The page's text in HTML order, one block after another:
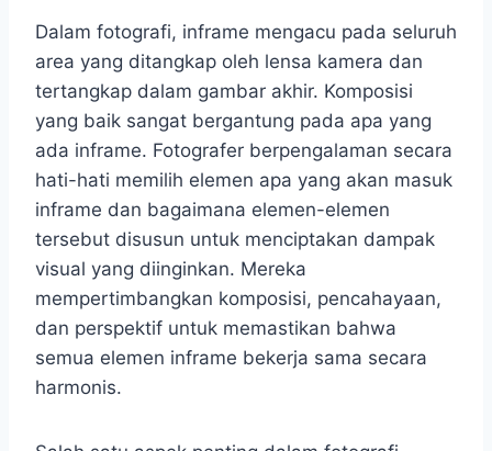
Dalam fotografi, inframe mengacu pada seluruh
area yang ditangkap oleh lensa kamera dan
tertangkap dalam gambar akhir. Komposisi
yang baik sangat bergantung pada apa yang
ada inframe. Fotografer berpengalaman secara
hati-hati memilih elemen apa yang akan masuk
inframe dan bagaimana elemen-elemen
tersebut disusun untuk menciptakan dampak
visual yang diinginkan. Mereka
mempertimbangkan komposisi, pencahayaan,
dan perspektif untuk memastikan bahwa
semua elemen inframe bekerja sama secara
harmonis.